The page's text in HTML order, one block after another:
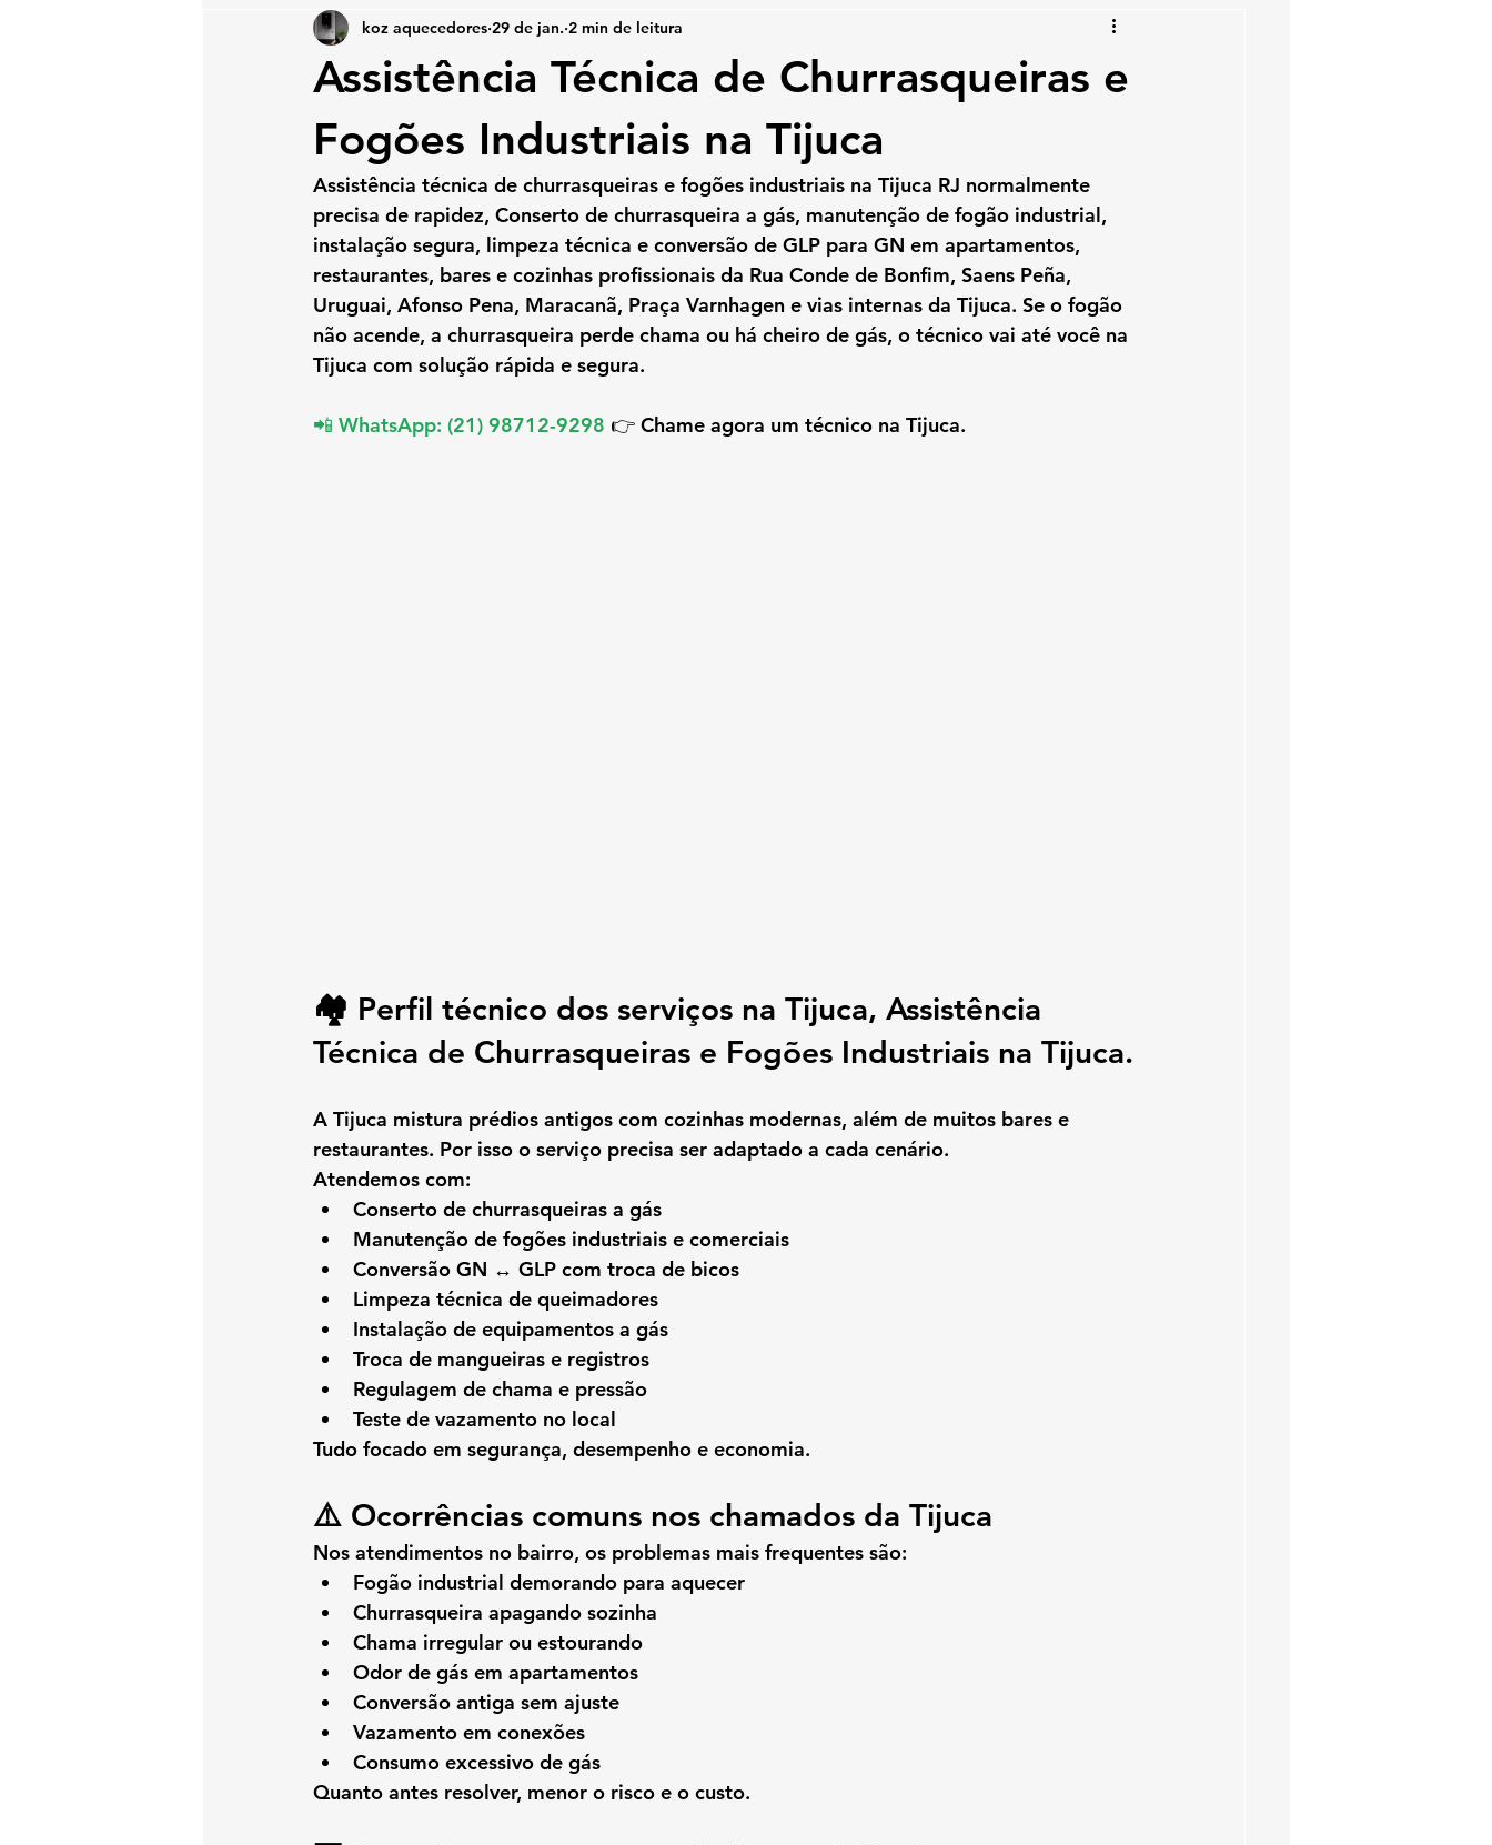
Assistência Técnica de Churrasqueiras e
Fogões Industriais na Tijuca
koz aquecedores 29 de jan. 2 min de leitura
Assistência técnica de churrasqueiras e fogões industriais na Tijuca RJ normalmente
precisa de rapidez, Conserto de churrasqueira a gás, manutenção de fogão industrial,
instalação segura, limpeza técnica e conversão de GLP para GN em apartamentos,
restaurantes, bares e cozinhas profissionais da Rua Conde de Bonfim, Saens Peña,
Uruguai, Afonso Pena, Maracanã, Praça Varnhagen e vias internas da Tijuca. Se o fogão
não acende, a churrasqueira perde chama ou há cheiro de gás, o técnico vai até você na
Tijuca com solução rápida e segura.
📲 WhatsApp: (21) 98712-9298 👉 Chame agora um técnico na Tijuca.
🏘️ Perfil técnico dos serviços na Tijuca, Assistência
Técnica de Churrasqueiras e Fogões Industriais na Tijuca.
A Tijuca mistura prédios antigos com cozinhas modernas, além de muitos bares e
restaurantes. Por isso o serviço precisa ser adaptado a cada cenário.
Atendemos com:
Conserto de churrasqueiras a gás
Manutenção de fogões industriais e comerciais
Conversão GN ↔ GLP com troca de bicos
Limpeza técnica de queimadores
Instalação de equipamentos a gás
Troca de mangueiras e registros
Regulagem de chama e pressão
Teste de vazamento no local
Tudo focado em segurança, desempenho e economia.
⚠️ Ocorrências comuns nos chamados da Tijuca
Nos atendimentos no bairro, os problemas mais frequentes são:
Fogão industrial demorando para aquecer
Churrasqueira apagando sozinha
Chama irregular ou estourando
Odor de gás em apartamentos
Conversão antiga sem ajuste
Vazamento em conexões
Consumo excessivo de gás
Quanto antes resolver, menor o risco e o custo.